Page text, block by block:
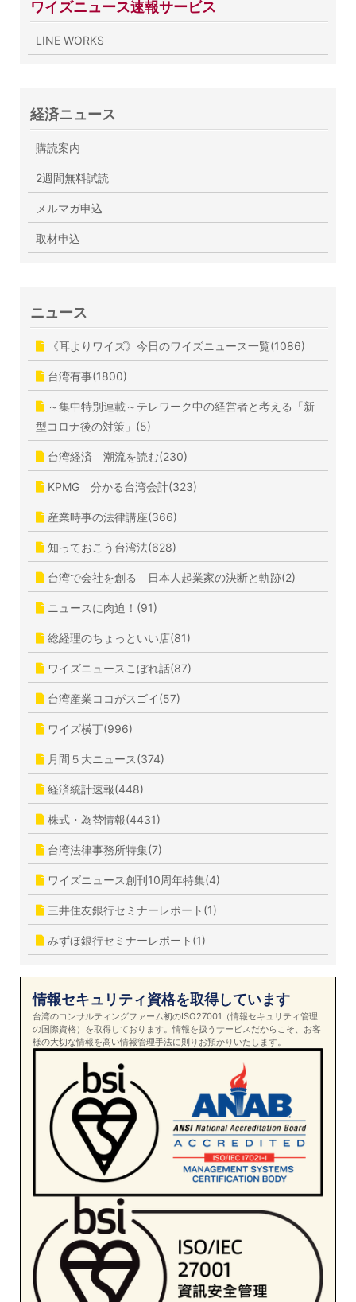
ワイズニュース速報サービス
LINE WORKS
経済ニュース
購読案内
2週間無料試読
メルマガ申込
取材申込
ニュース
《耳よりワイズ》今日のワイズニュース一覧(1086)
台湾有事(1800)
～集中特別連載～テレワーク中の経営者と考える「新
型コロナ後の対策」(5)
台湾経済 潮流を読む(230)
KPMG 分かる台湾会計(323)
産業時事の法律講座(366)
知っておこう台湾法(628)
台湾で会社を創る 日本人起業家の決断と軌跡(2)
ニュースに肉迫！(91)
総経理のちょっといい店(81)
ワイズニュースこぼれ話(87)
台湾産業ココがスゴイ(57)
ワイズ横丁(996)
月間５大ニュース(374)
経済統計速報(448)
株式・為替情報(4431)
台湾法律事務所特集(7)
ワイズニュース創刊10周年特集(4)
三井住友銀行セミナーレポート(1)
みずほ銀行セミナーレポート(1)
情報セキュリティ資格を取得しています
台湾のコンサルティングファーム初のISO27001（情報セキュリティ管理
の国際資格）を取得しております。情報を扱うサービスだからこそ、お客
様の大切な情報を高い情報管理手法に則りお預かりいたします。